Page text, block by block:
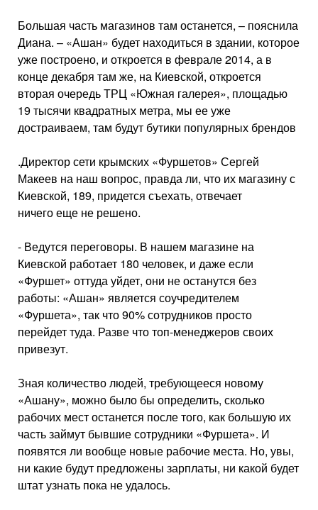
Большая часть магазинов там останется, – пояснила
Диана. – «Ашан» будет находиться в здании, которое
уже построено, и откроется в феврале 2014, а в
конце декабря там же, на Киевской, откроется
вторая очередь ТРЦ «Южная галерея», площадью
19 тысячи квадратных метра, мы ее уже
достраиваем, там будут бутики популярных брендов
.Директор сети крымских «Фуршетов» Сергей
Макеев на наш вопрос, правда ли, что их магазину с
Киевской, 189, придется съехать, отвечает
ничего еще не решено.
- Ведутся переговоры. В нашем магазине на
Киевской работает 180 человек, и даже если
«Фуршет» оттуда уйдет, они не останутся без
работы: «Ашан» является соучредителем
«Фуршета», так что 90% сотрудников просто
перейдет туда. Разве что топ-менеджеров своих
привезут.
Зная количество людей, требующееся новому
«Ашану», можно было бы определить, сколько
рабочих мест останется после того, как большую их
часть займут бывшие сотрудники «Фуршета». И
появятся ли вообще новые рабочие места. Но, увы,
ни какие будут предложены зарплаты, ни какой будет
штат узнать пока не удалось.